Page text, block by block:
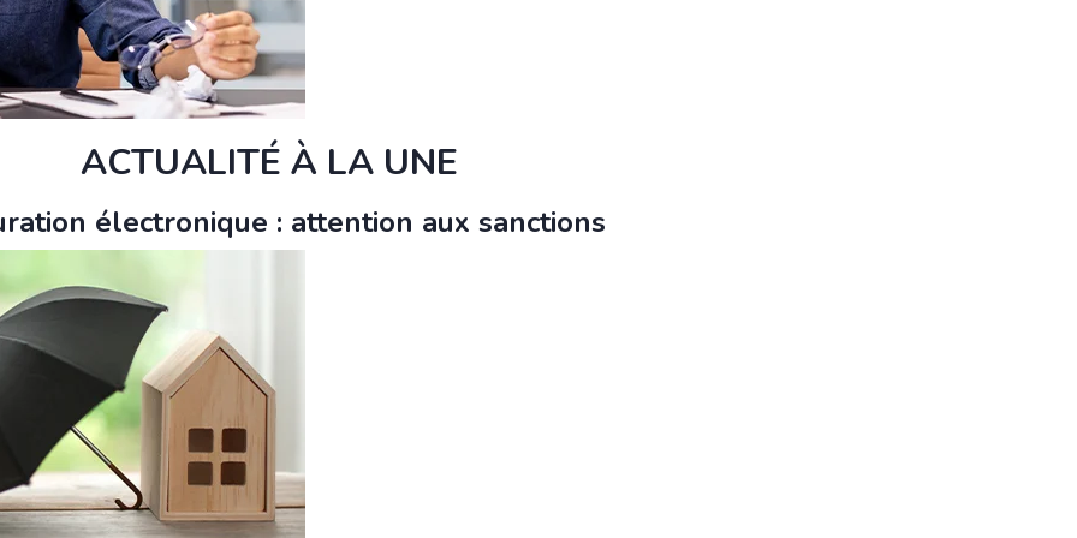
ACTUALITÉ À LA UNE
électronique : attention aux sanctions